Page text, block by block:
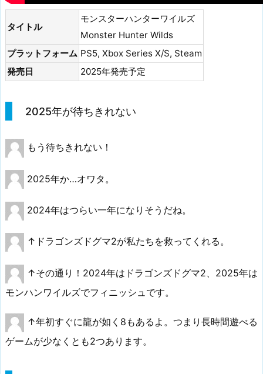
タイトル
モンスターハンターワイルズ
Monster Hunter Wilds
プラットフォーム PS5, Xbox Series X/S, Steam
発売日
2025年発売予定
2025年が待ちきれない
もう待ちきれない！
2025年か…オワタ。
2024年はつらい一年になりそうだね。
↑ドラゴンズドグマ2が私たちを救ってくれる。
↑その通り！2024年はドラゴンズドグマ2、2025年は
モンハンワイルズでフィニッシュです。
↑年初すぐに龍が如く8もあるよ。つまり長時間遊べる
ゲームが少なくとも2つあります。